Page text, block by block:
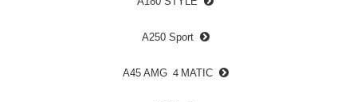
A250 Sport
A45 AMG ４MATIC